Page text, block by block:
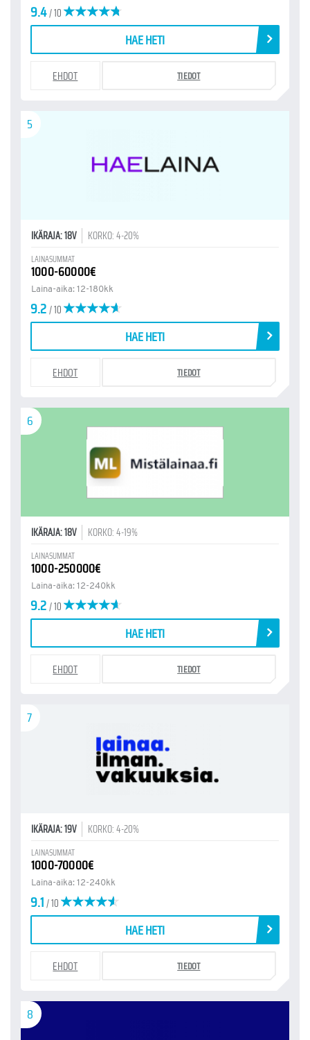
9.4/ 10
HAE HETI
EHDOT TIEDOT
5
IKÄRAJA: 18V KORKO: 4-20%
LAINASUMMAT
1000-60000€
Laina-aika: 12-180kk
9.2/ 10
HAE HETI
EHDOT TIEDOT
6
IKÄRAJA: 18V KORKO: 4-19%
LAINASUMMAT
1000-250000€
Laina-aika: 12-240kk
9.2/ 10
HAE HETI
EHDOT TIEDOT
7
IKÄRAJA: 19V KORKO: 4-20%
LAINASUMMAT
1000-70000€
Laina-aika: 12-240kk
9.1/ 10
HAE HETI
EHDOT TIEDOT
8